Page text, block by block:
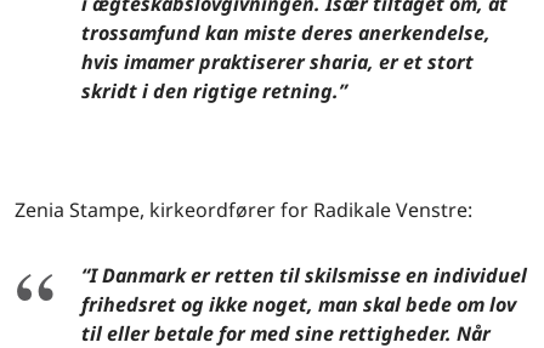
trossamfund kan miste deres anerkendelse,
hvis imamer praktiserer sharia, er et stort
skridt i den rigtige retning.”
Zenia Stampe, kirkeordfører for Radikale Venstre:
“I Danmark er retten til skilsmisse en individuel
frihedsret og ikke noget, man skal bede om lov
til eller betale for med sine rettigheder. Når